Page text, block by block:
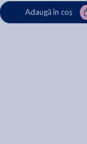
Adaugă în coș